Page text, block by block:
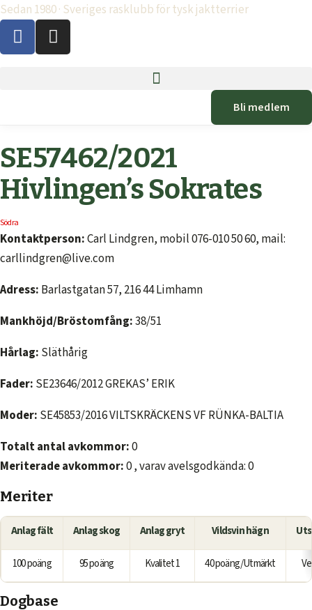
Sedan 1980 · Sveriges rasklubb för tysk jaktterrier
Bli medlem
SE57462/2021
Hivlingen’s Sokrates
Södra
Kontaktperson:Carl Lindgren, mobil 076-010 50 60, mail:
carllindgren@live.com
Adress: Barlastgatan 57, 216 44 Limhamn
Mankhöjd/Bröstomfång:38/51
Hårlag: Släthårig
Fader: SE23646/2012 GREKAS’ ERIK
Moder: SE45853/2016 VILTSKRÄCKENS VF RÜNKA-BALTIA
Totalt antal avkommor:0
Meriterade avkommor:0 , varav avelsgodkända: 0
Meriter
Anlag fält Anlag skog Anlag gryt Vildsvin hägn
100 poäng 95 poäng Kvalitet 1 40 poäng/Utmärkt
Dogbase